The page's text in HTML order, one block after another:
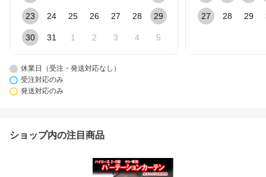
23 24 25 26 27 28 29
30 31 1 2 3 4 5
27 28 29
休業日（受注・発送対応なし）
受注対応のみ
発送対応のみ
ショップ内の注目商品